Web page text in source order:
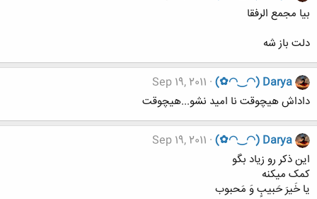
بیا مجمع الرفقا
دلت باز شه
(✿◠‿◠) Darya
Sep 19, 2011
داداش هیچوقت نا امید نشو...هیچوقت
(✿◠‿◠) Darya
Sep 19, 2011
این ذکر رو زیاد بگو
کمک میکنه
یا خَیرَ حَبیبٍ وَ مَحبوب